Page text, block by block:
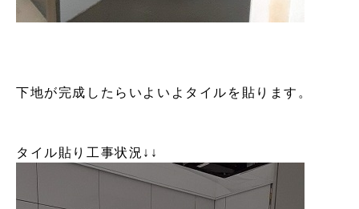
下地が完成したらいよいよタイルを貼ります。
タイル貼り工事状況↓↓